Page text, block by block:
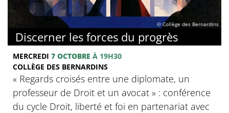
© Collège des Bernardins
Discerner les forces du progrès
MERCREDI 7 OCTOBRE À 19H30
COLLÈGE DES BERNARDINS
‍« Regards croisés entre une diplomate, un
professeur de Droit et un avocat » : conférence
du cycle Droit, liberté et foi en partenariat avec